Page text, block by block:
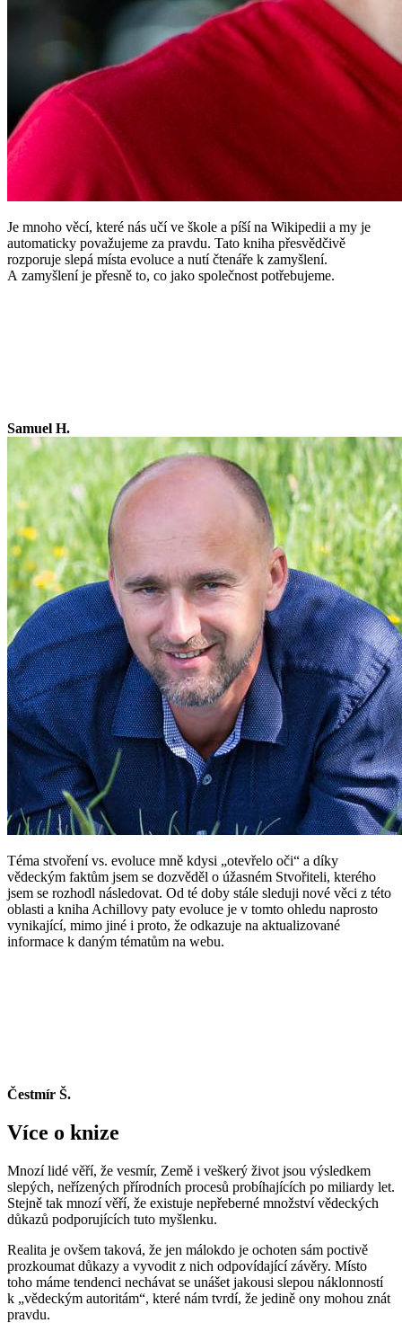
Je mnoho věcí, které nás učí ve škole a píší na Wikipedii a my je
automaticky považujeme za pravdu. Tato kniha přesvědčivě
rozporuje slepá místa evoluce a nutí čtenáře k zamyšlení.
A zamyšlení je přesně to, co jako společnost potřebujeme.
Samuel H.
Téma stvoření vs. evoluce mně kdysi „otevřelo oči“ a díky
vědeckým faktům jsem se dozvěděl o úžasném Stvořiteli, kterého
jsem se rozhodl následovat. Od té doby stále sleduji nové věci z této
oblasti a kniha Achillovy paty evoluce je v tomto ohledu naprosto
vynikající, mimo jiné i proto, že odkazuje na aktualizované
informace k daným tématům na webu.
Čestmír Š.
Více o knize
Mnozí lidé věří, že vesmír, Země i veškerý život jsou výsledkem
slepých, neřízených přírodních procesů probíhajících po miliardy let.
Stejně tak mnozí věří, že existuje nepřeberné množství vědeckých
důkazů podporujících tuto myšlenku.
Realita je ovšem taková, že jen málokdo je ochoten sám poctivě
prozkoumat důkazy a vyvodit z nich odpovídající závěry. Místo
toho máme tendenci nechávat se unášet jakousi slepou náklonností
k „vědeckým autoritám“, které nám tvrdí, že jedině ony mohou znát
pravdu.